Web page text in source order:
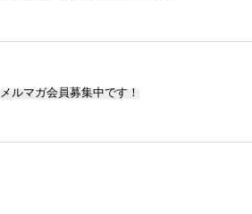
メルマガ会員募集中です！